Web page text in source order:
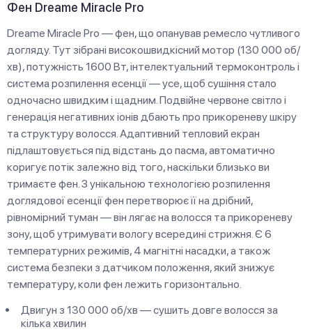
Фен Dreame Miracle Pro
Dreame Miracle Pro — фен, що опанував ремесло чутливого
догляду. Тут зібрані високошвидкісний мотор (130 000 об/
хв), потужність 1600 Вт, інтелектуальний термоконтроль і
система розпилення есенції — усе, щоб сушіння стало
одночасно швидким і щадним. Подвійне червоне світло і
генерація негативних іонів дбають про прикореневу шкіру
та структуру волосся. Адаптивний тепловий екран
підлаштовується під відстань до пасма, автоматично
коригує потік залежно від того, наскільки близько ви
тримаєте фен. З унікальною технологією розпилення
доглядової есенції фен перетворює її на дрібний,
рівномірний туман — він лягає на волосся та прикореневу
зону, щоб утримувати вологу всередині стрижня. Є 6
температурних режимів, 4 магнітні насадки, а також
система безпеки з датчиком положення, який знижує
температуру, коли фен лежить горизонтально.
Двигун з 130 000 об/хв — сушить довге волосся за
кілька хвилин